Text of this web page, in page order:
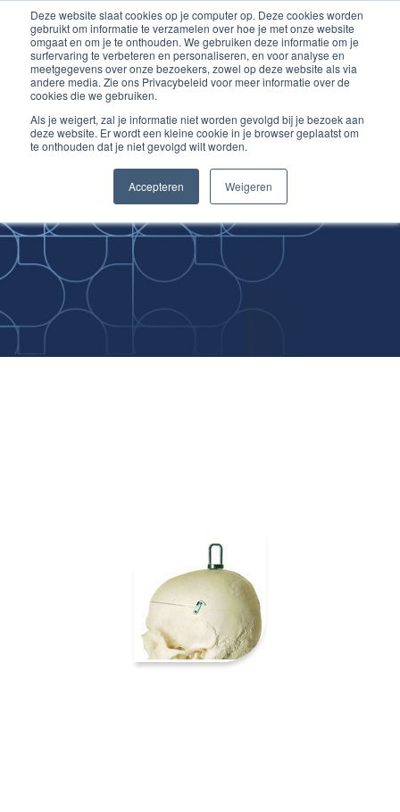
Deze website slaat cookies op je computer op. Deze cookies worden
gebruikt om informatie te verzamelen over hoe je met onze website
omgaat en om je te onthouden. We gebruiken deze informatie om je
surfervaring te verbeteren en personaliseren, en voor analyse en
meetgegevens over onze bezoekers, zowel op deze website als via
andere media. Zie ons Privacybeleid voor meer informatie over de
cookies die we gebruiken.
Als je weigert, zal je informatie niet worden gevolgd bij je bezoek aan
deze website. Er wordt een kleine cookie in je browser geplaatst om
te onthouden dat je niet gevolgd wilt worden.
Accepteren Weigeren
Inloggen account
Ga
naar
de
inhoud
Improving
Medical Skills